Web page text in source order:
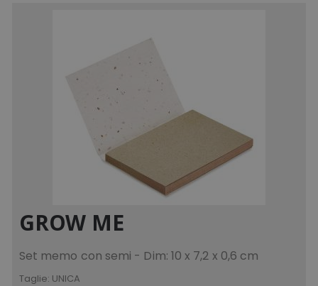
GROW ME
Set memo con semi - Dim: 10 x 7,2 x 0,6 cm
Taglie: UNICA